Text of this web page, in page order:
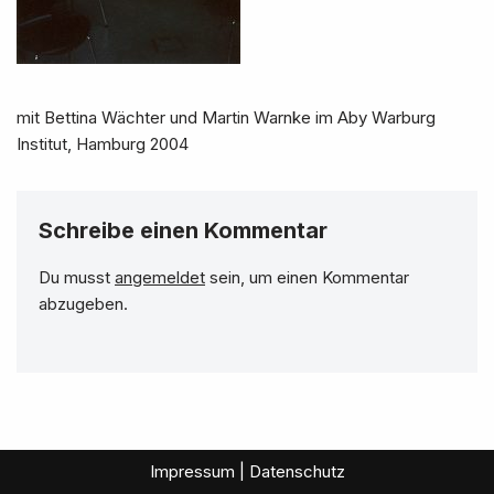
mit Bettina Wächter und Martin Warnke im Aby Warburg
Institut, Hamburg 2004
Schreibe einen Kommentar
Du musst angemeldet sein, um einen Kommentar
abzugeben.
Impressum | Datenschutz